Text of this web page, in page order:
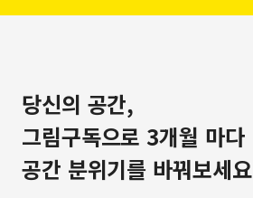
당신의 공간,
그림구독으로 3개월 마다
공간 분위기를 바꿔보세요